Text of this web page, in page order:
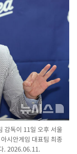
감독이 11일 오후 서울
시안게임 대표팀 최종
. 2026.06.11.